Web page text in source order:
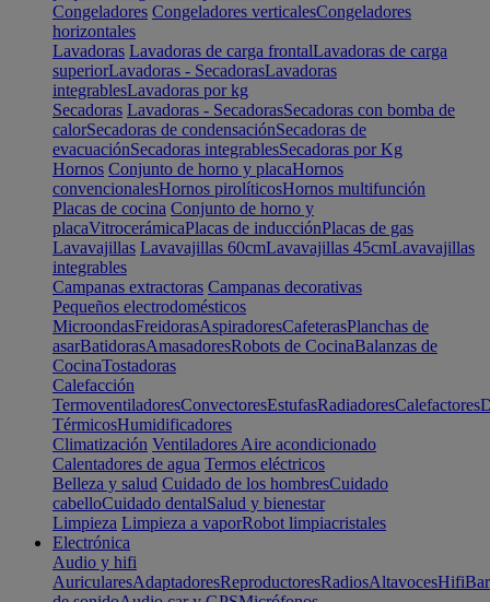
Congeladores Congeladores verticalesCongeladores
horizontales
Lavadoras Lavadoras de carga frontalLavadoras de carga
superiorLavadoras - SecadorasLavadoras
integrablesLavadoras por kg
Secadoras Lavadoras - SecadorasSecadoras con bomba de
calorSecadoras de condensaciónSecadoras de
evacuaciónSecadoras integrablesSecadoras por Kg
Hornos Conjunto de horno y placaHornos
convencionalesHornos pirolíticosHornos multifunción
Placas de cocina Conjunto de horno y
placaVitrocerámicaPlacas de inducciónPlacas de gas
Lavavajillas Lavavajillas 60cmLavavajillas 45cmLavavajillas
integrables
Campanas extractoras Campanas decorativas
Pequeños electrodomésticos
MicroondasFreidorasAspiradoresCafeterasPlanchas de
asarBatidorasAmasadoresRobots de CocinaBalanzas de
CocinaTostadoras
Calefacción
TermoventiladoresConvectoresEstufasRadiadoresCalefactores
TérmicosHumidificadores
Climatización Ventiladores Aire acondicionado
Calentadores de agua Termos eléctricos
Belleza y salud Cuidado de los hombresCuidado
cabelloCuidado dentalSalud y bienestar
Limpieza Limpieza a vaporRobot limpiacristales
Electrónica
Audio y hifi
AuricularesAdaptadoresReproductoresRadiosAltavocesHifi